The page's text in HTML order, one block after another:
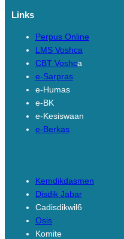
Links
Perpus Online
LMS Voshca
CBT Voshca
e-Sarpras
e-Humas
e-BK
e-Kesiswaan
e-Berkas
Kemdikdasmen
Disdik Jabar
Cadisdikwil6
Osis
Komite